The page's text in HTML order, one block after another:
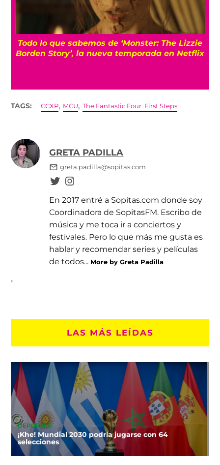
Todo lo que sabemos de ‘Monster: The Lizzie
Borden Story’, la nueva temporada en Netflix
TAGS: CCXP, MCU,The Fantastic Four: First Steps
GRETA PADILLA
greta.padilla@sopitas.com
En 2017 entré a Sopitas.com donde soy
Coordinadora de SopitasFM. Escribo de
música y me toca ir a conciertos y
festivales. Pero lo que más me gusta es
hablar y recomendar series y películas
de todos... More by Greta Padilla
LAS MÁS LEÍDAS
DEPORTES
¡Khe! Mundial 2030 podría jugarse con 64
selecciones